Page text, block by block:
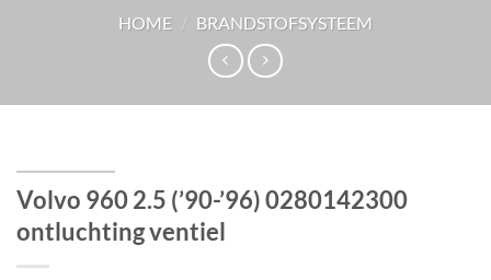
HOME / BRANDSTOFSYSTEEM
Volvo 960 2.5 (’90-’96) 0280142300
ontluchting ventiel